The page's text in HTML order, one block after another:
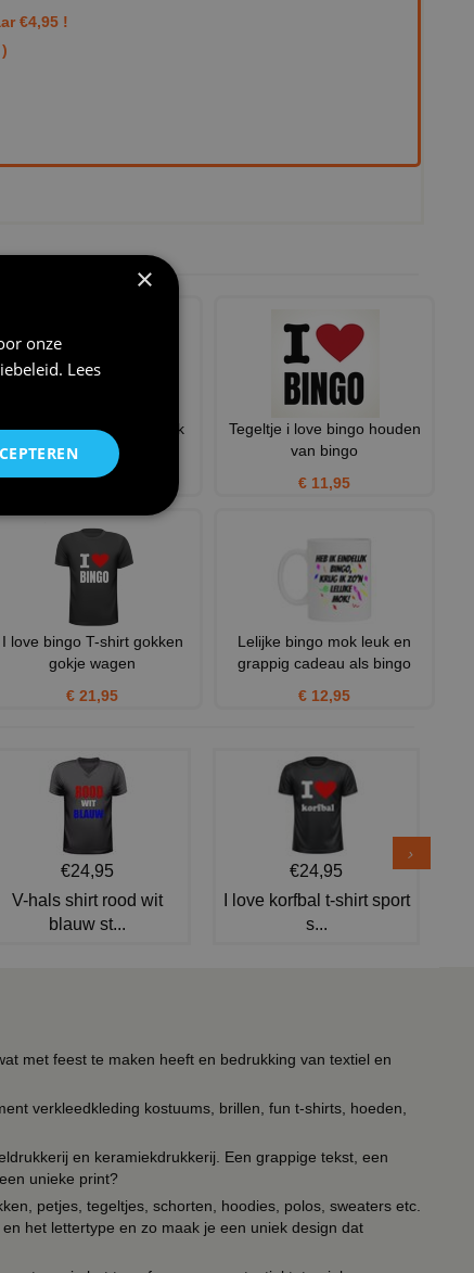
€4,95 !
Pet voor Queen bingo leuk
bingo cadeau
€ 12,95
Tegeltje i love bingo houden
van bingo
€ 11,95
I love bingo T-shirt gokken
gokje wagen
€ 21,95
Lelijke bingo mok leuk en
grappig cadeau als bingo
€ 12,95
€24,95
V-hals shirt rood wit
blauw st...
€24,95
I love korfbal t-shirt sport
s...
met feest te maken heeft en bedrukking van textiel en
verkleedkleding kostuums, brillen, fun t-shirts, hoeden,
en keramiekdrukkerij. Een grappige tekst, een
unieke print?
petjes, tegeltjes, schorten, hoodies, polos, sweaters etc.
het lettertype en zo maak je een uniek design dat
×
onze
. Lees